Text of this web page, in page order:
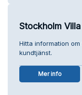
Stockholm
Hitta information
kundtjänst.
Mer info